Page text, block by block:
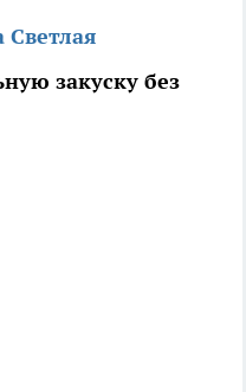
Светлая
закуску без